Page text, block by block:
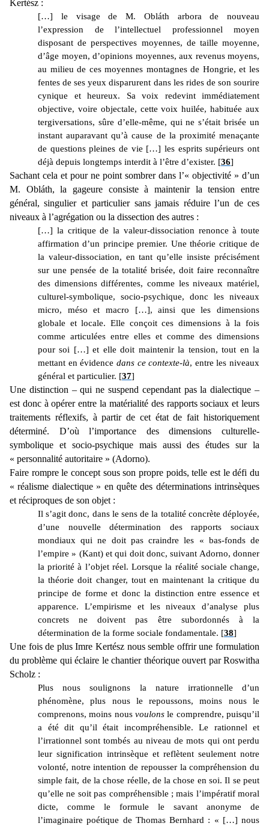
Kertész :
[…] le visage de M. Obláth arbora de nouveau
l’expression de l’intellectuel professionnel moyen
disposant de perspectives moyennes, de taille moyenne,
d’âge moyen, d’opinions moyennes, aux revenus moyens,
au milieu de ces moyennes montagnes de Hongrie, et les
fentes de ses yeux disparurent dans les rides de son sourire
cynique et heureux. Sa voix redevint immédiatement
objective, voire objectale, cette voix huilée, habituée aux
tergiversations, sûre d’elle-même, qui ne s’était brisée un
instant auparavant qu’à cause de la proximité menaçante
de questions pleines de vie […] les esprits supérieurs ont
déjà depuis longtemps interdit à l’être d’exister. [36]
Sachant cela et pour ne point sombrer dans l’« objectivité » d’un
M. Obláth, la gageure consiste à maintenir la tension entre
général, singulier et particulier sans jamais réduire l’un de ces
niveaux à l’agrégation ou la dissection des autres :
[…] la critique de la valeur-dissociation renonce à toute
affirmation d’un principe premier. Une théorie critique de
la valeur-dissociation, en tant qu’elle insiste précisément
sur une pensée de la totalité brisée, doit faire reconnaître
des dimensions différentes, comme les niveaux matériel,
culturel-symbolique, socio-psychique, donc les niveaux
micro, méso et macro […], ainsi que les dimensions
globale et locale. Elle conçoit ces dimensions à la fois
comme articulées entre elles et comme des dimensions
pour soi […] et elle doit maintenir la tension, tout en la
mettant en évidence dans ce contexte-là, entre les niveaux
général et particulier. [37]
Une distinction – qui ne suspend cependant pas la dialectique –
est donc à opérer entre la matérialité des rapports sociaux et leurs
traitements réflexifs, à partir de cet état de fait historiquement
déterminé. D’où l’importance des dimensions culturelle-
symbolique et socio-psychique mais aussi des études sur la
« personnalité autoritaire » (Adorno).
Faire rompre le concept sous son propre poids, telle est le défi du
« réalisme dialectique » en quête des déterminations intrinsèques
et réciproques de son objet :
Il s’agit donc, dans le sens de la totalité concrète déployée,
d’une nouvelle détermination des rapports sociaux
mondiaux qui ne doit pas craindre les « bas-fonds de
l’empire » (Kant) et qui doit donc, suivant Adorno, donner
la priorité à l’objet réel. Lorsque la réalité sociale change,
la théorie doit changer, tout en maintenant la critique du
principe de forme et donc la distinction entre essence et
apparence. L’empirisme et les niveaux d’analyse plus
concrets ne doivent pas être subordonnés à la
détermination de la forme sociale fondamentale. [38]
Une fois de plus Imre Kertész nous semble offrir une formulation
du problème qui éclaire le chantier théorique ouvert par Roswitha
Scholz :
Plus nous soulignons la nature irrationnelle d’un
phénomène, plus nous le repoussons, moins nous le
comprenons, moins nous voulons le comprendre, puisqu’il
a été dit qu’il était incompréhensible. Le rationnel et
l’irrationnel sont tombés au niveau de mots qui ont perdu
leur signification intrinsèque et reflètent seulement notre
volonté, notre intention de repousser la compréhension du
simple fait, de la chose réelle, de la chose en soi. Il se peut
qu’elle ne soit pas compréhensible ; mais l’impératif moral
dicte, comme le formule le savant anonyme de
l’imaginaire poétique de Thomas Bernhard : « […] nous